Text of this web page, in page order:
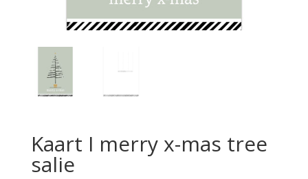
Kaart I merry x-mas tree
salie